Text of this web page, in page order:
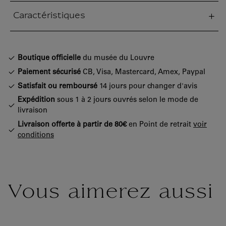
Caractéristiques
Boutique officielle du musée du Louvre
Paiement sécurisé CB, Visa, Mastercard, Amex, Paypal
Satisfait ou remboursé 14 jours pour changer d'avis
Expédition sous 1 à 2 jours ouvrés selon le mode de
livraison
Livraison offerte à partir de 80€en Point de retrait voir
conditions
Vous aimerez aussi